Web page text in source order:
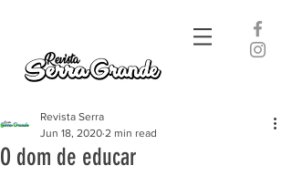
O dom de educar
Revista Serra
Jun 18, 2020 2 min read